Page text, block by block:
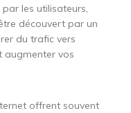
les utilisateurs,
découvert par un
du trafic vers
augmenter vos
offrent souvent